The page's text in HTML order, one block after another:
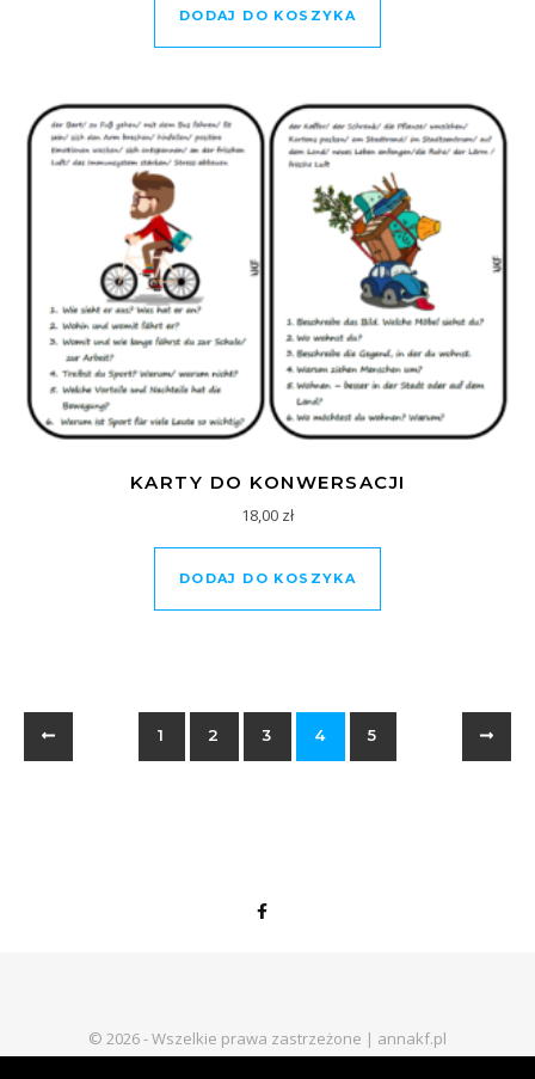
DODAJ DO KOSZYKA
KARTY DO KONWERSACJI
18,00 zł
DODAJ DO KOSZYKA
1 2 3 4 5
© 2026 - Wszelkie prawa zastrzeżone | annakf.pl